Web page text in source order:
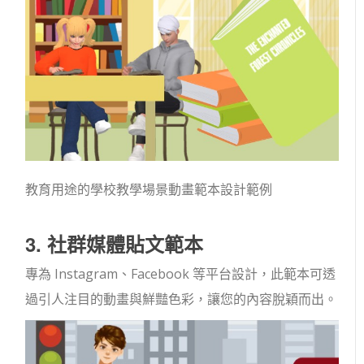
教育用途的學校教學場景動畫範本設計範例
3. 社群媒體貼文範本
專為 Instagram、Facebook 等平台設計，此範本可透
過引人注目的動畫與鮮豔色彩，讓您的內容脫穎而出。